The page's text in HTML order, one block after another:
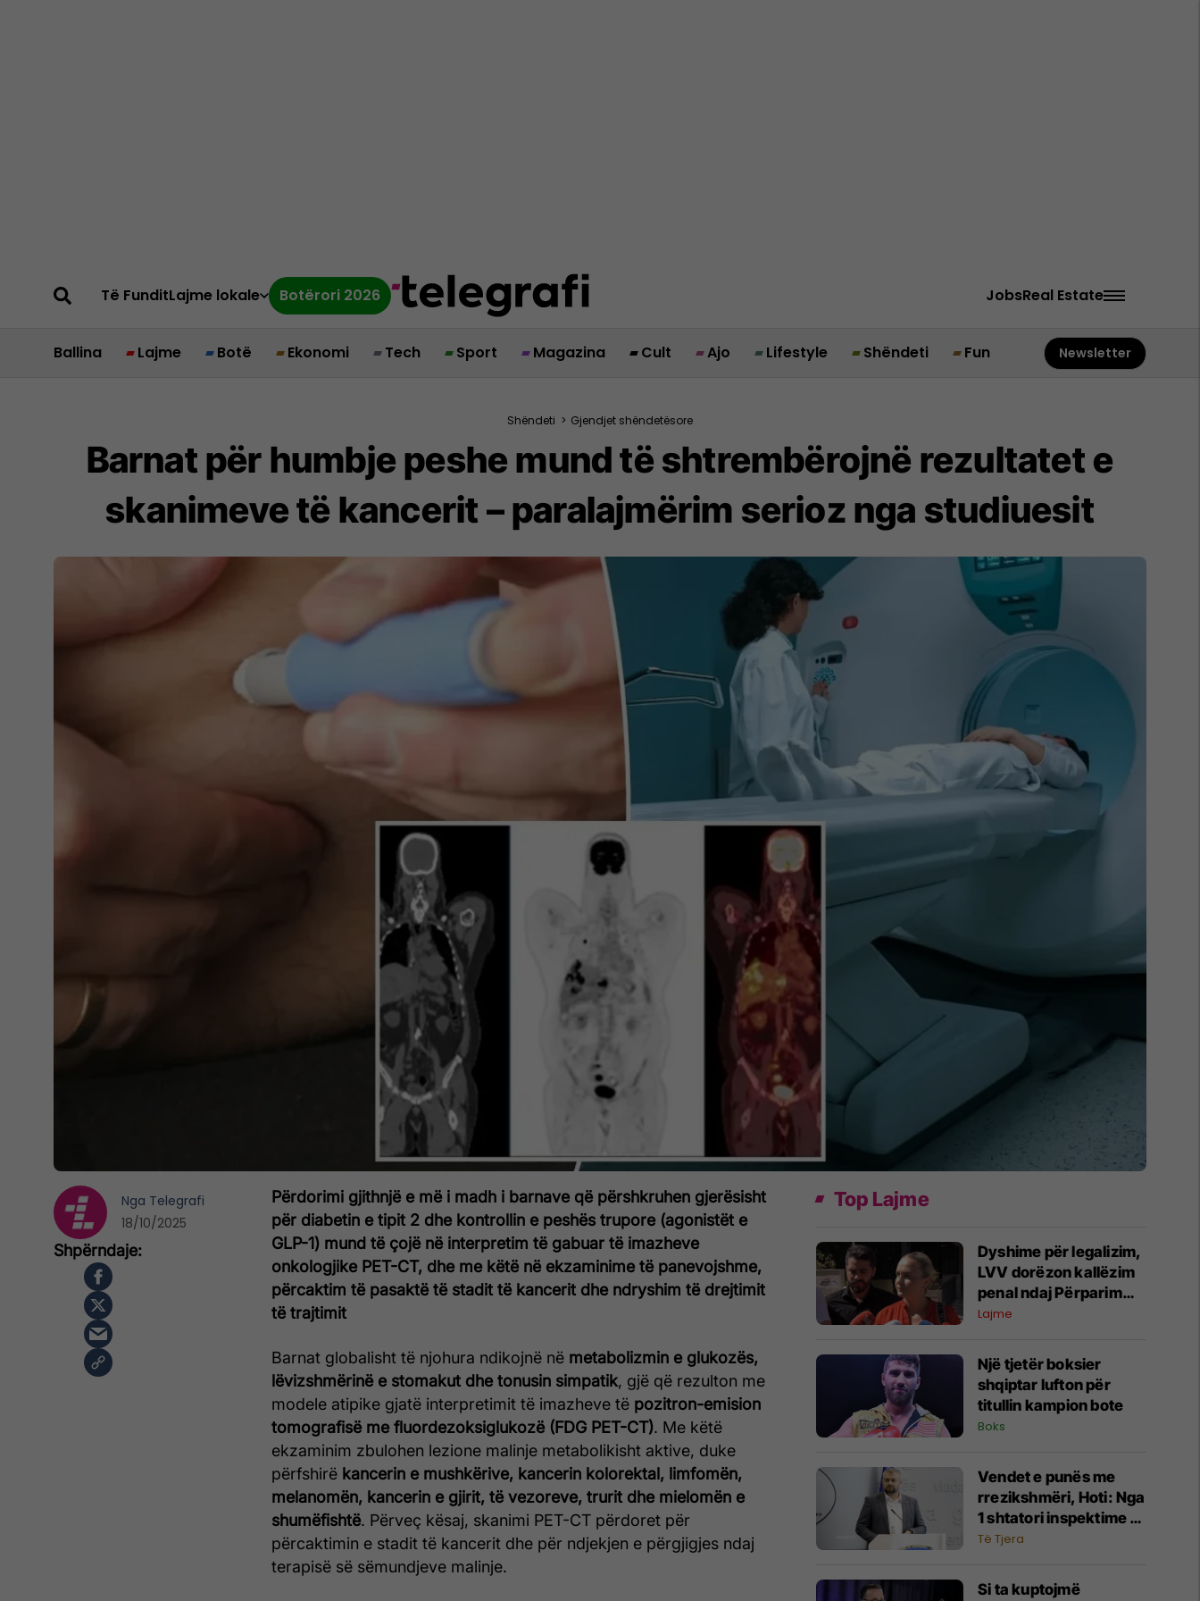
Të FunditLajme lokale Botërori 2026 JobsReal Estate
Ballina Lajme Botë Ekonomi Tech Sport Magazina Cult Ajo Lifestyle Shëndeti Fun Newsletter
Shëndeti > Gjendjet shëndetësore
Barnat për humbje peshe mund të shtrembërojnë rezultatet e
skanimeve të kancerit – paralajmërim serioz nga studiuesit
Përdorimi gjithnjë e më i madh i barnave që përshkruhen gjerësisht
për diabetin e tipit 2 dhe kontrollin e peshës trupore (agonistët e
GLP-1) mund të çojë në interpretim të gabuar të imazheve
onkologjike PET-CT, dhe me këtë në ekzaminime të panevojshme,
përcaktim të pasaktë të stadit të kancerit dhe ndryshim të drejtimit
të trajtimit
Barnat globalisht të njohura ndikojnë në metabolizmin e glukozës,
lëvizshmërinë e stomakut dhe tonusin simpatik, gjë që rezulton me
modele atipike gjatë interpretimit të imazheve të pozitron-emision
tomografisë me fluordezoksiglukozë (FDG PET-CT). Me këtë
ekzaminim zbulohen lezione malinje metabolikisht aktive, duke
përfshirë kancerin e mushkërive, kancerin kolorektal, limfomën,
melanomën, kancerin e gjirit, të vezoreve, trurit dhe mielomën e
shumëfishtë. Përveç kësaj, skanimi PET-CT përdoret për
përcaktimin e stadit të kancerit dhe për ndjekjen e përgjigjes ndaj
terapisë së sëmundjeve malinje.
Nga Telegrafi
18/10/2025
Top Lajme
Dyshime për legalizim,
LVV dorëzon kallëzim
penal ndaj Përparim
Ramës dhe zyrtarëve
Lajme
Një tjetër boksier
shqiptar lufton për
titullin kampion bote
Boks
Vendet e punës me
rrezikshmëri, Hoti: Nga
1 shtatori inspektime
digjitale dhe
Të Tjera
Si ta kuptojmë